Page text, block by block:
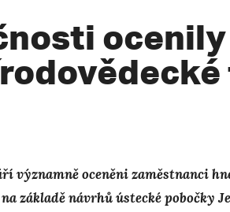
významně oceněni zaměstnanci
základě návrhů ústecké pobočky